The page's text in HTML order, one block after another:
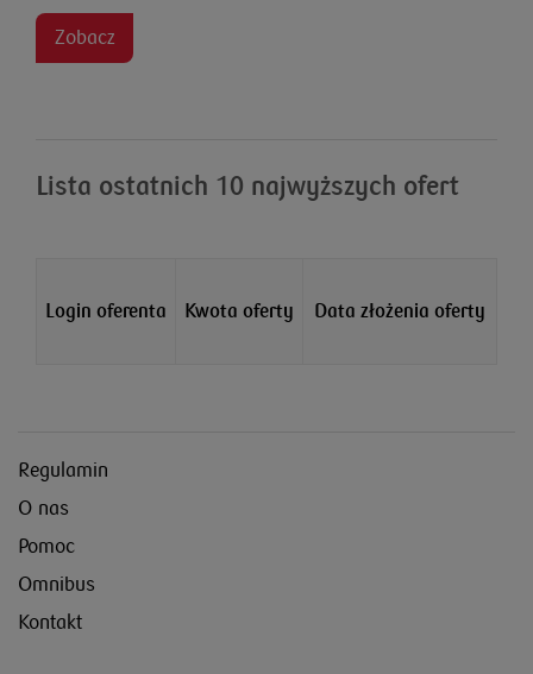
Zobacz
Lista ostatnich 10 najwyższych ofert
Login oferenta Kwota oferty Data złożenia oferty
Regulamin
O nas
Pomoc
Omnibus
Kontakt